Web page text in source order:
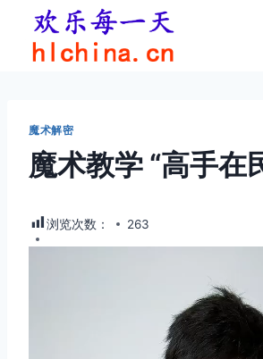
魔术解密
魔术教学 “高手在
浏览次数： 263